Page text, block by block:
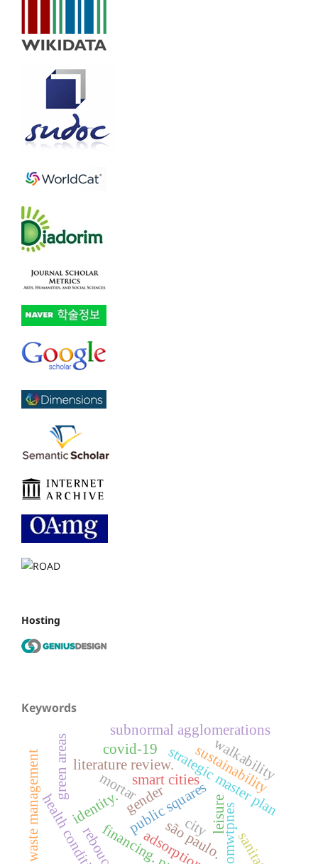
Hosting
Keywords
public squares
city
identity.
rebouças
strategic master plan
são paulo.
smart cities
literature review.
health conditions
covid-19
waste management adsorption
sustainability
leisure
green areas walkability
gender
mortar
subnormal agglomerations